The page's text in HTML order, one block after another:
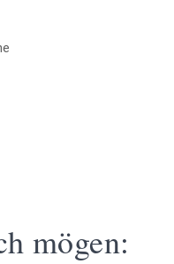
mögen: